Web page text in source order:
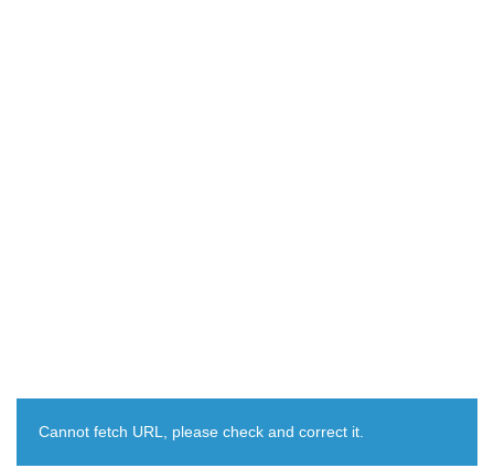
Cannot fetch URL, please check and correct it.